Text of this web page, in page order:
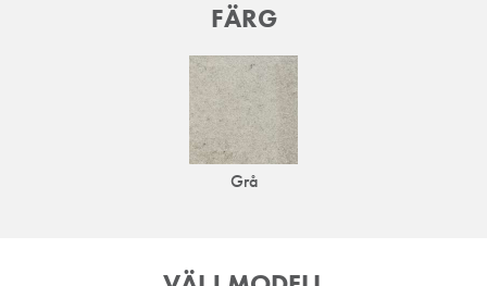
FÄRG
Grå